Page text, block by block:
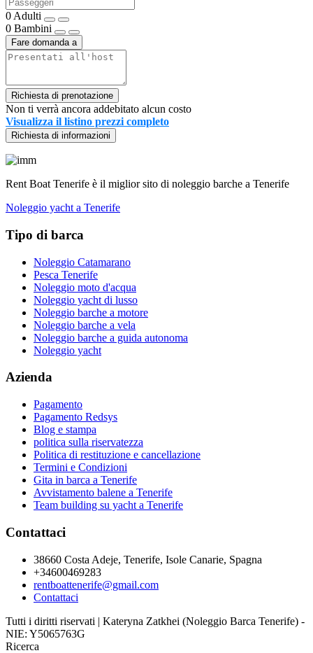
0 Adulti
0 Bambini
Fare domanda a
Richiesta di prenotazione
Non ti verrà ancora addebitato alcun costo
Visualizza il listino prezzi completo
Richiesta di informazioni
Rent Boat Tenerife è il miglior sito di noleggio barche a Tenerife
Noleggio yacht a Tenerife
Tipo di barca
Noleggio Catamarano
Pesca Tenerife
Noleggio moto d'acqua
Noleggio yacht di lusso
Noleggio barche a motore
Noleggio barche a vela
Noleggio barche a guida autonoma
Noleggio yacht
Azienda
Pagamento
Pagamento Redsys
Blog e stampa
politica sulla riservatezza
Politica di restituzione e cancellazione
Termini e Condizioni
Gita in barca a Tenerife
Avvistamento balene a Tenerife
Team building su yacht a Tenerife
Contattaci
38660 Costa Adeje, Tenerife, Isole Canarie, Spagna
+34600469283
rentboattenerife@gmail.com
Contattaci
Tutti i diritti riservati | Kateryna Zatkhei (Noleggio Barca Tenerife) -
NIE: Y5065763G
Ricerca